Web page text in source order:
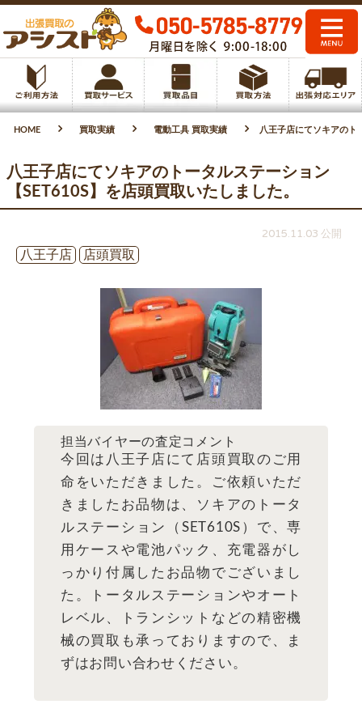
HOME 買取実績 電動工具 買取実績 八王子店にてソキアのト
八王子店にてソキアのトータルステーション
【SET610S】を店頭買取いたしました。
2015.11.03 公開
八王子店
店頭買取
担当バイヤーの査定コメント
今回は八王子店にて店頭買取のご用
命をいただきました。ご依頼いただ
きましたお品物は、ソキアのトータ
ルステーション（SET610S）で、専
用ケースや電池パック、充電器がし
っかり付属したお品物でございまし
た。トータルステーションやオート
レベル、トランシットなどの精密機
械の買取も承っておりますので、ま
ずはお問い合わせください。